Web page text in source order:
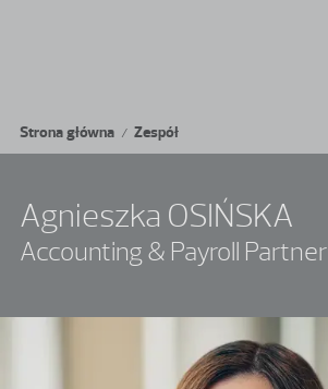
Ścieżka nawigacyjna
Strona główna / Zespół
Agnieszka OSIŃSKA
Accounting & Payroll Partner